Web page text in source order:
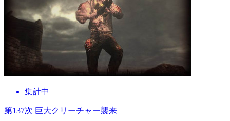
集計中
第137次 巨大クリーチャー襲来